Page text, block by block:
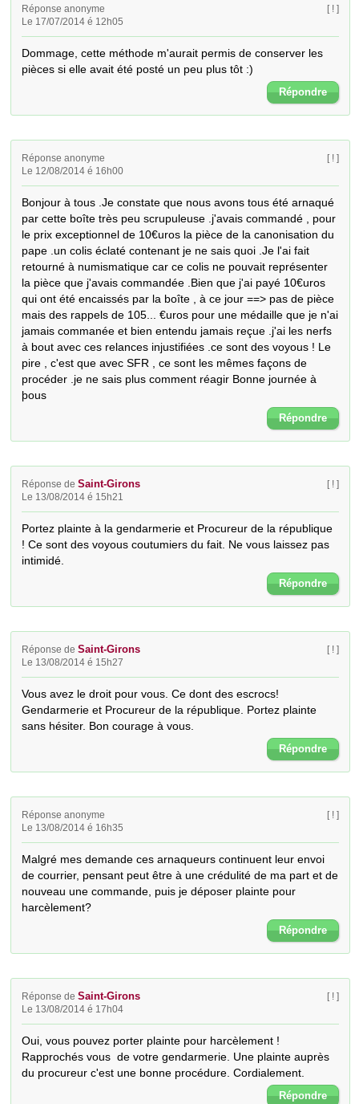
Réponse anonyme
Le 17/07/2014 é 12h05
[ ! ]
Dommage, cette méthode m'aurait permis de conserver les
pièces si elle avait été posté un peu plus tôt :)
Répondre
Réponse anonyme
Le 12/08/2014 é 16h00
[ ! ]
Bonjour à tous .Je constate que nous avons tous été arnaqué
par cette boîte très peu scrupuleuse .j'avais commandé , pour
le prix exceptionnel de 10€uros la pièce de la canonisation du
pape .un colis éclaté contenant je ne sais quoi .Je l'ai fait
retourné à numismatique car ce colis ne pouvait représenter
la pièce que j'avais commandée .Bien que j'ai payé 10€uros
qui ont été encaissés par la boîte , à ce jour ==> pas de pièce
mais des rappels de 105... €uros pour une médaille que je n'ai
jamais commanée et bien entendu jamais reçue .j'ai les nerfs
à bout avec ces relances injustifiées .ce sont des voyous ! Le
pire , c'est que avec SFR , ce sont les mêmes façons de
procéder .je ne sais plus comment réagir Bonne journée à
þous
Répondre
Réponse deSaint-Girons
Le 13/08/2014 é 15h21
[ ! ]
Portez plainte à la gendarmerie et Procureur de la république
! Ce sont des voyous coutumiers du fait. Ne vous laissez pas
intimidé.
Répondre
Réponse deSaint-Girons
Le 13/08/2014 é 15h27
[ ! ]
Vous avez le droit pour vous. Ce dont des escrocs!
Gendarmerie et Procureur de la république. Portez plainte
sans hésiter. Bon courage à vous.
Répondre
Réponse anonyme
Le 13/08/2014 é 16h35
[ ! ]
Malgré mes demande ces arnaqueurs continuent leur envoi
de courrier, pensant peut être à une crédulité de ma part et de
nouveau une commande, puis je déposer plainte pour
harcèlement?
Répondre
Réponse deSaint-Girons
Le 13/08/2014 é 17h04
[ ! ]
Oui, vous pouvez porter plainte pour harcèlement !
Rapprochés vous  de votre gendarmerie. Une plainte auprès
du procureur c'est une bonne procédure. Cordialement.
Répondre